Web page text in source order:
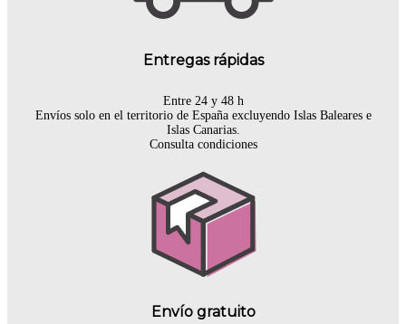
Entregas rápidas
Entre 24 y 48 h
Envíos solo en el territorio de España excluyendo Islas Baleares e
Islas Canarias.
Consulta condiciones
Envío gratuito